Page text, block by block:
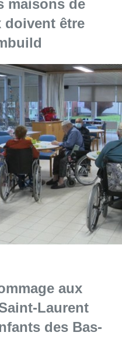
maisons de
doivent être
aux
Laurent
des Bas-